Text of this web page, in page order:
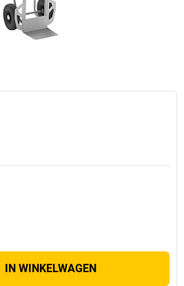
IN WINKELWAGEN